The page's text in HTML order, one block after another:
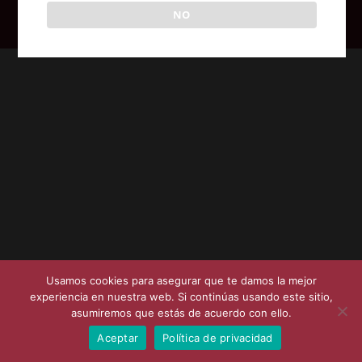
Posicionamiento SEO en Coruña - Syvat Sistemas
Usamos cookies para asegurar que te damos la mejor
experiencia en nuestra web. Si continúas usando este sitio,
asumiremos que estás de acuerdo con ello.
Aceptar
Política de privacidad
NO